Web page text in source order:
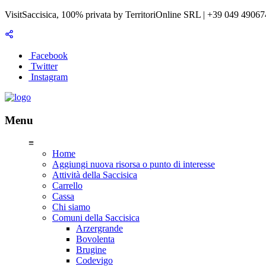
VisitSaccisica, 100% privata by TerritoriOnline SRL | +39 049
Facebook
Twitter
Instagram
Menu
≡
Home
Aggiungi nuova risorsa o punto di interesse
Attività della Saccisica
Carrello
Cassa
Chi siamo
Comuni della Saccisica
Arzergrande
Bovolenta
Brugine
Codevigo